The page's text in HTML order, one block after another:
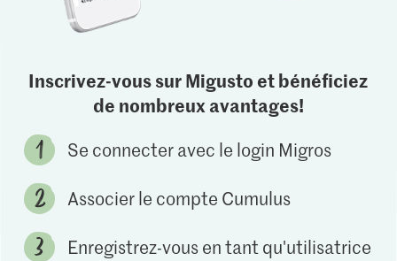
Inscrivez-vous sur Migusto et bénéficiez
de nombreux avantages!
Se connecter avec le login Migros
Associer le compte Cumulus
Enregistrez-vous en tant qu'utilisatrice